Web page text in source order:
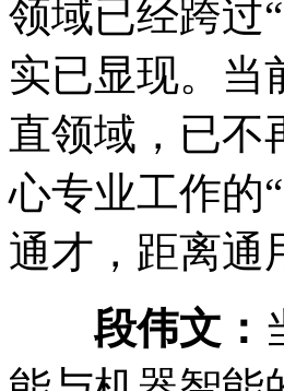
领域已经跨过
实已显现。当
直领域，已不
心专业工作的
通才，距离通
段伟文：